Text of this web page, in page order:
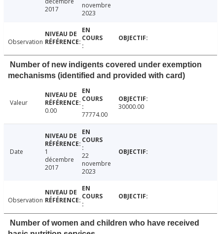
2017
novembre
2023
Observation
Number of new indigents covered under exemption
mechanisms (identified and provided with card)
Valeur
0.00
77774.00
30000.00
Date
1
décembre
2017
22
novembre
2023
Observation
Number of women and children who have received